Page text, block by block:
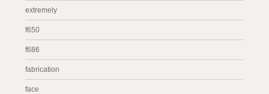
extremely
f650
f686
fabrication
face